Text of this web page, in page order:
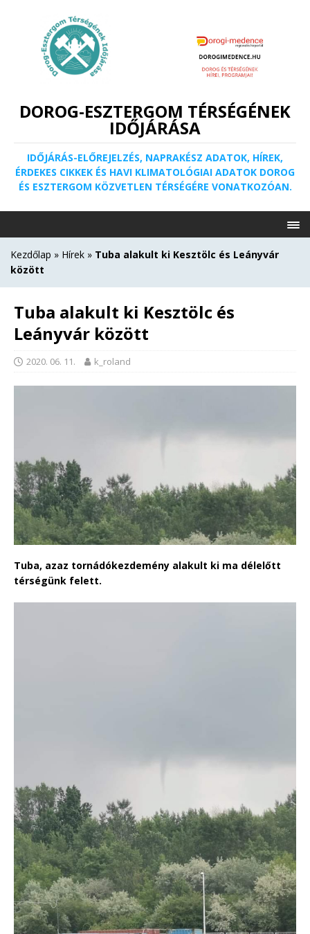
DOROG-ESZTERGOM TÉRSÉGÉNEK
IDŐJÁRÁSA
IDŐJÁRÁS-ELŐREJELZÉS, NAPRAKÉSZ ADATOK, HÍREK,
ÉRDEKES CIKKEK ÉS HAVI KLIMATOLÓGIAI ADATOK DOROG
ÉS ESZTERGOM KÖZVETLEN TÉRSÉGÉRE VONATKOZÓAN.
Kezdőlap » Hírek » Tuba alakult ki Kesztölc és Leányvár
között
Tuba alakult ki Kesztölc és
Leányvár között
2020. 06. 11. k_roland
Tuba, azaz tornádókezdemény alakult ki ma délelőtt
térségünk felett.